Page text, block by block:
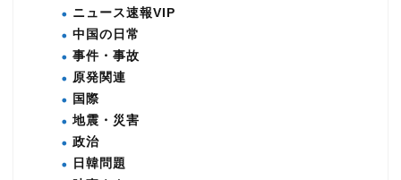
ニュース速報VIP
中国の日常
事件・事故
原発関連
国際
地震・災害
政治
日韓問題